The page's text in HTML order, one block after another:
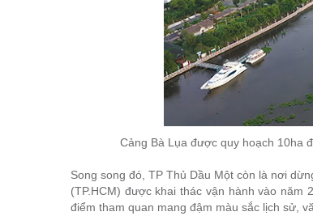
Cảng Bà Lụa được quy hoạch 10ha
Song song đó, TP Thủ Dầu Một còn là nơi
(TP.HCM) được khai thác vận hành vào năm
điểm tham quan mang đậm màu sắc lịch sử,